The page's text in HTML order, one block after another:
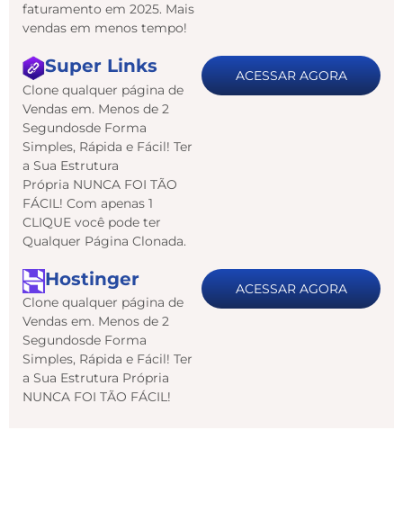
faturamento em 2025. Mais
vendas em menos tempo!
Super Links
Clone qualquer página de
Vendas em. Menos de 2
Segundosde Forma
Simples, Rápida e Fácil! Ter
a Sua Estrutura
Própria NUNCA FOI TÃO
FÁCIL! Com apenas 1
CLIQUE você pode ter
Qualquer Página Clonada.
ACESSAR AGORA
Hostinger
Clone qualquer página de
Vendas em. Menos de 2
Segundosde Forma
Simples, Rápida e Fácil! Ter
a Sua Estrutura Própria
NUNCA FOI TÃO FÁCIL!
ACESSAR AGORA